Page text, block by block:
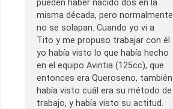
pueden haber nacido dos en la
misma década, pero normalmente
no se solapan. Cuando yo vi a
Tito y me propuso trabajar con él
yo había visto lo que había hecho
en el equipo Avintia (125cc), que
entonces era Queroseno, también
había visto cuál era su método de
trabajo, y había visto su actitud.